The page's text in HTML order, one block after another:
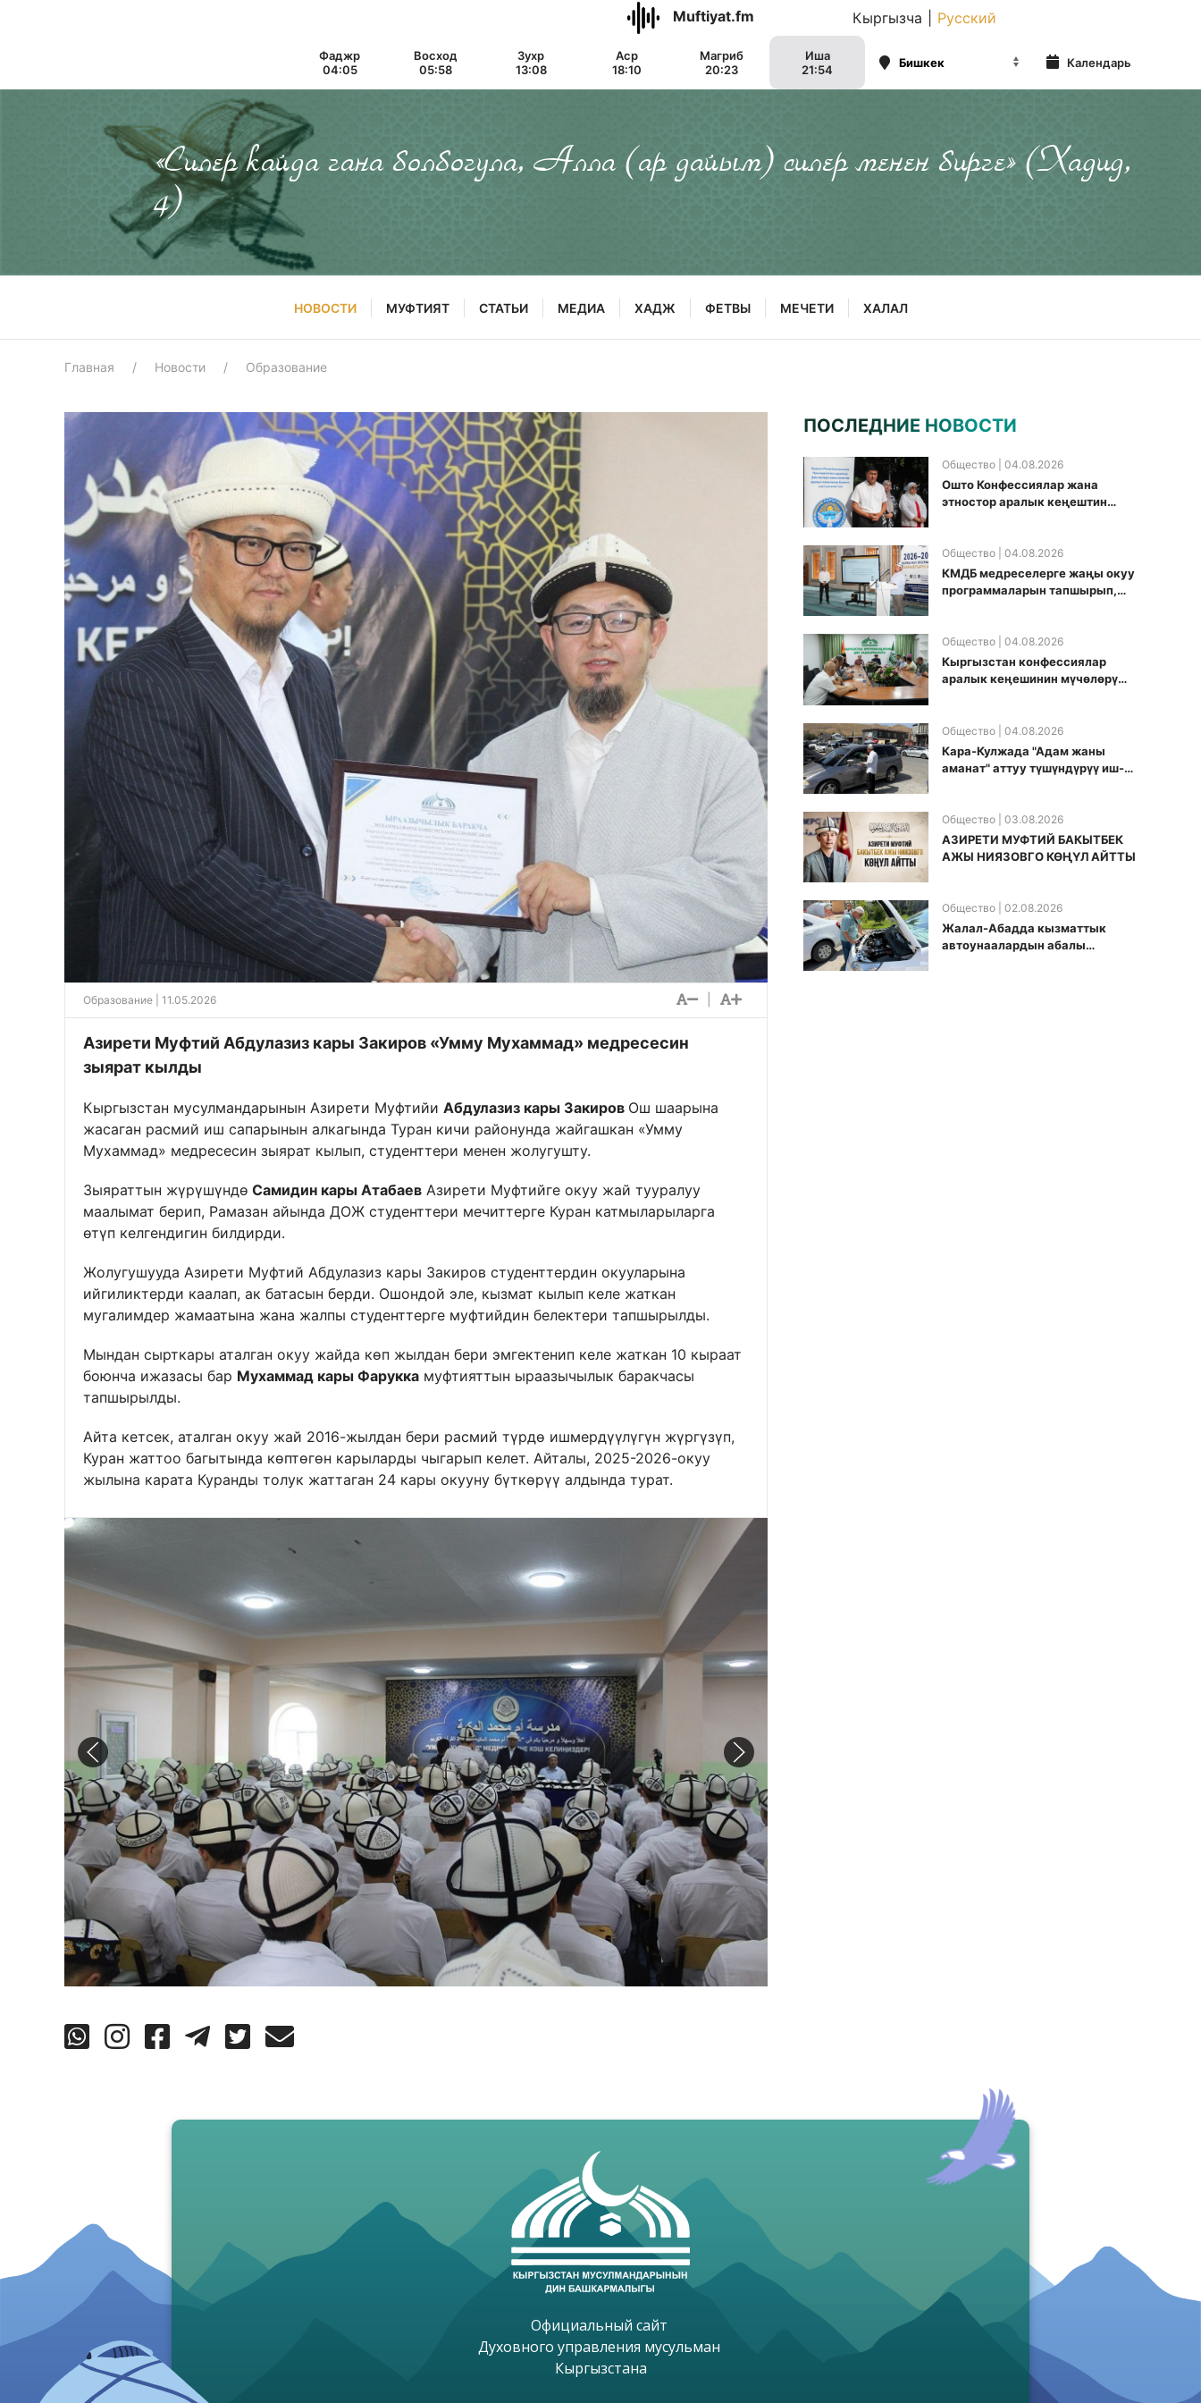
Muftiyat.fm Кыргызча Русский
Фаджр
04:05
Восход
05:58
Зухр
13:08
Аср
18:10
Магриб
20:23
Иша
21:54
Календарь
«Силер кайда гана болбогула, Алла (ар дайым) силер менен бирге» (Хадид,
4)
НОВОСТИ МУФТИЯТ СТАТЬИ МЕДИА ХАДЖ ФЕТВЫ МЕЧЕТИ ХАЛАЛ
Главная Новости Образование
Образование | 11.05.2026
Азирети Муфтий Абдулазиз кары Закиров «Умму Мухаммад» медресесин
зыярат кылды
Кыргызстан мусулмандарынын Азирети Муфтийи Абдулазиз кары Закиров Ош шаарына
жасаган расмий иш сапарынын алкагында Туран кичи районунда жайгашкан «Умму
Мухаммад» медресесин зыярат кылып, студенттери менен жолугушту.
Зыяраттын жүрүшүндө Самидин кары Атабаев Азирети Муфтийге окуу жай тууралуу
маалымат берип, Рамазан айында ДОЖ студенттери мечиттерге Куран катмыларыларга
өтүп келгендигин билдирди.
Жолугушууда Азирети Муфтий Абдулазиз кары Закиров студенттердин окууларына
ийгиликтерди каалап, ак батасын берди. Ошондой эле, кызмат кылып келе жаткан
мугалимдер жамаатына жана жалпы студенттерге муфтийдин белектери тапшырылды.
Мындан сырткары аталган окуу жайда көп жылдан бери эмгектенип келе жаткан 10 кыраат
боюнча ижазасы бар Мухаммад кары Фарукка муфтияттын ыраазычылык баракчасы
тапшырылды.
Айта кетсек, аталган окуу жай 2016-жылдан бери расмий түрдө ишмердүүлүгүн жүргүзүп,
Куран жаттоо багытында көптөгөн карыларды чыгарып келет. Айталы, 2025-2026-окуу
жылына карата Куранды толук жаттаган 24 кары окууну бүткөрүү алдында турат.
ПОСЛЕДНИЕ НОВОСТИ
Общество| 04.08.2026
Ошто Конфессиялар жана
этностор аралык кеңештин
Общество| 04.08.2026
КМДБ медреселерге жаңы окуу
программаларын тапшырып,
киргизди
Общество| 04.08.2026
Кыргызстан конфессиялар
аралык кеӊешинин мүчөлөрү
Общество| 04.08.2026
Кара-Кулжада "Адам жаны
аманат" аттуу түшүндүрүү иш-
Общество| 03.08.2026
АЗИРЕТИ МУФТИЙ БАКЫТБЕК
АЖЫ НИЯЗОВГО КӨҢҮЛ АЙТТЫ
Общество| 02.08.2026
Жалал-Абадда кызматтык
автоунаалардын абалы
Официальный сайт
Духовного управления мусульман
Кыргызстана